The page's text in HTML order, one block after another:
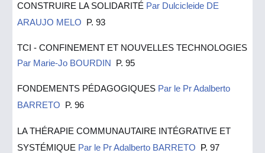
CONSTRUIRE LA SOLIDARITÉ Par Dulcicleide DE
ARAUJO MELO P.93
TCI - CONFINEMENT ET NOUVELLES TECHNOLOGIES
Par Marie-Jo BOURDIN
P.95
FONDEMENTS PÉDAGOGIQUES Par le Pr Adalberto
BARRETO P. 96
LA THÉRAPIE COMMUNAUTAIRE INTÉGRATIVE ET
SYSTÉMIQUE Par le Pr Adalberto BARRETO P. 97